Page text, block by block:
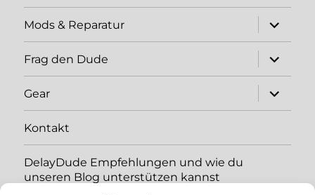
Mods & Reparatur
expand
child
menu
Frag den Dude
expand
child
menu
Gear
expand
child
menu
Kontakt
DelayDude Empfehlungen und wie du
unseren Blog unterstützen kannst